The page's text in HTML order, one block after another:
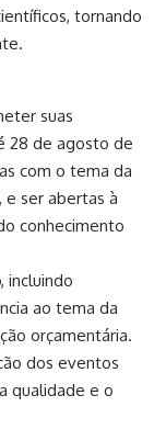
tornando
suas
28 de agosto de
com o tema da
e ser abertas à
conhecimento
incluindo
ao tema da
orçamentária.
dos eventos
qualidade e o